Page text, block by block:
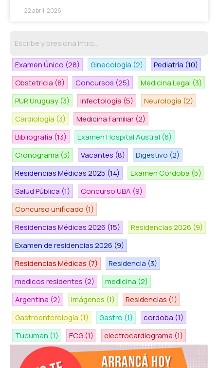
22 abril, 2026
Examen Único (28) Ginecología (2) Pediatría (10)
Obstetricia (8) Concursos (25) Medicina Legal (3)
PUR Uruguay (3) Infectología (5) Neurología (2)
Cardiología (3) Medicina Familiar (2)
Bibliografía (13) Examen Hospital Austral (6)
Cronograma (3) Vacantes (8) Digestivo (2)
Residencias Médicas 2025 (14) Examen Córdoba (5)
Salud Pública (1) Concurso UBA (9)
Concurso unificado (1)
Residencias Médicas 2026 (15) Residencias 2026 (9)
Examen de residencias 2026 (9)
Residencias Médicas (7) Residencia (3)
medicos residentes (2) medicina (2)
Argentina (2) Imágenes (1) Residencias (1)
Gastroenterología (1) Gastro (1) cordoba (1)
Tucuman (1) ECG (1) electrocardiograma (1)